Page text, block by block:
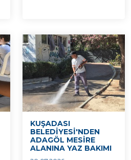
KUŞADASI
BELEDİYESİ'NDEN
ADAGÖL MESİRE
ALANINA YAZ BAKIMI